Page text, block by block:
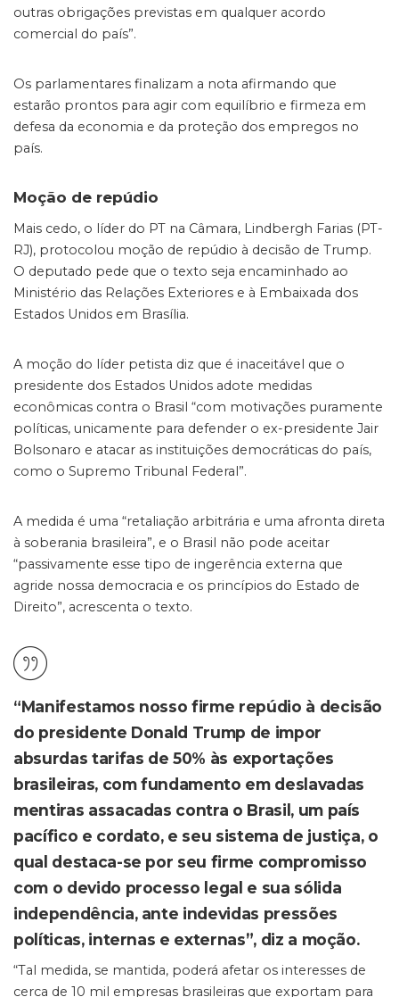
outras obrigações previstas em qualquer acordo
comercial do país”.
Os parlamentares finalizam a nota afirmando que
estarão prontos para agir com equilíbrio e firmeza em
defesa da economia e da proteção dos empregos no
país.
Moção de repúdio
Mais cedo, o líder do PT na Câmara, Lindbergh Farias (PT-
RJ), protocolou moção de repúdio à decisão de Trump.
O deputado pede que o texto seja encaminhado ao
Ministério das Relações Exteriores e à Embaixada dos
Estados Unidos em Brasília.
A moção do líder petista diz que é inaceitável que o
presidente dos Estados Unidos adote medidas
econômicas contra o Brasil “com motivações puramente
políticas, unicamente para defender o ex-presidente Jair
Bolsonaro e atacar as instituições democráticas do país,
como o Supremo Tribunal Federal”.
A medida é uma “retaliação arbitrária e uma afronta direta
à soberania brasileira”, e o Brasil não pode aceitar
“passivamente esse tipo de ingerência externa que
agride nossa democracia e os princípios do Estado de
Direito”, acrescenta o texto.
“Manifestamos nosso firme repúdio à decisão
do presidente Donald Trump de impor
absurdas tarifas de 50% às exportações
brasileiras, com fundamento em deslavadas
mentiras assacadas contra o Brasil, um país
pacífico e cordato, e seu sistema de justiça, o
qual destaca-se por seu firme compromisso
com o devido processo legal e sua sólida
independência, ante indevidas pressões
políticas, internas e externas”, diz a moção.
“Tal medida, se mantida, poderá afetar os interesses de
cerca de 10 mil empresas brasileiras que exportam para